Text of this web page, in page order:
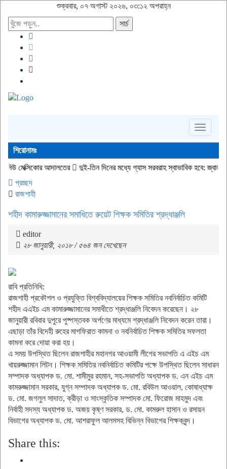
শুক্রবার, ০৭ অগাস্ট ২০২৬, ০৩:১২ অপরাহ্ন
সার্চ
Toggle
শিরোনামঃ
আদালতের দুই-তিন দিনের মধ্যে গ্যাস সরবরাহ স্বাভাবিক হবে: জ্বালানি মন্ত্রী
জীবিত
প্রচ্ছদ
রাজশাহী
শহীদ কামারুজ্জামানের সমাধিতে রুয়েট শিক্ষক সমিতির শ্রদ্ধাঞ্জলি
editor
২৮ জানুয়ারী, ২০১৮ / ৫৬৪ জন দেখেছেন
রাবি প্রতিনিধি:
রাজশাহী প্রকৌশল ও প্রযুক্তি বিশ্ববিদ্যালয়ের শিক্ষক সমিতির নবনির্বাচিত কমিটি
শহীদ এএইচ এম কামারুজ্জামানের সমাধীতে শ্রদ্ধাঞ্জলি নিবেদন করেছেন। ২৮
জানুয়ারী রবিবার দুপুরে পুষ্পস্তবক অর্পণের মাধ্যমে শ্রদ্ধাঞ্জলি নিবেদন করেন তারা।
এছাড়া তাঁর বিদেহী রুহের মাগফিরাত কামনা ও নবনির্বাচিত শিক্ষক সমিতির সফলতা
কামনা করে দোয়া করা হয়।
এ সময় উপস্থিত ছিলেন রাজশাহীর মহানগর আওয়ামী লীগের সভাপতি এ এইচ এম
খায়রুজ্জামান লিটন। শিক্ষক সমিতির নবনির্বাচিত কমিটির পক্ষে উপস্থিত ছিলেন সাধারন
সম্পাদক অধ্যাপক ড. মো. শামীমুর রহমান, সহ-সভাপতি অধ্যাপক ড. এন এইচ এম
কামরুজ্জামান সরকার, যুগ্ন সম্পাদক অধ্যাপক ড. মো. রবিউল আওয়াল, কোষাধ্যাক্ষ
ড. মো. জগলুল সাদাত, ক্রীড়া ও সাংস্কৃতিক সম্পাদক মো. ফিরোজ মাহমুদ এবং
নির্বাহী সদস্য অধ্যাপক ড. অজয় কৃষ্ণ সরকার, ড. মো. কামরুল হাসান ও রসায়ন
বিভাগের অধ্যাপক ড. মো. আশরাফুল আলমসহ বিভিন্ন বিভাগের শিক্ষকবৃন্দ।
Share this: